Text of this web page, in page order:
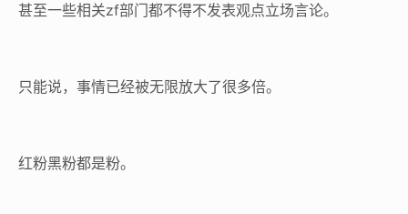
甚至一些相关zf部门都不得不发表观点立场言论。
只能说，事情已经被无限放大了很多倍。
红粉黑粉都是粉。